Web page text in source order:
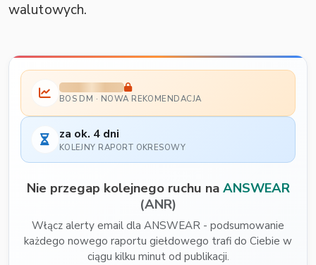
walutowych.
BOS DM · NOWA REKOMENDACJA
za ok. 4 dni
KOLEJNY RAPORT OKRESOWY
Nie przegap kolejnego ruchu na ANSWEAR
(ANR)
Włącz alerty email dla ANSWEAR - podsumowanie
każdego nowego raportu giełdowego trafi do Ciebie w
ciągu kilku minut od publikacji.